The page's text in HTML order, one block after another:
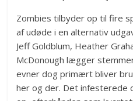
Zombies tilbyder op til fire
af udøde i en alternativ
Jeff Goldblum, Heather
McDonough lægger
evner dog primært bliver
her og der. Det infesterede